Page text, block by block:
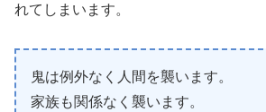
れてしまいます。
鬼は例外なく人間を襲います。
家族も関係なく襲います。